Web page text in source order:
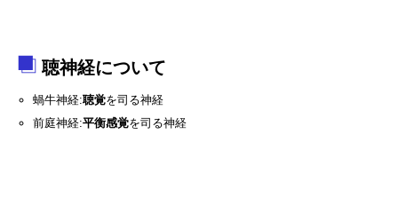
聴神経について
蝸牛神経:聴覚を司る神経
前庭神経:平衡感覚を司る神経